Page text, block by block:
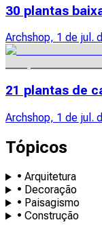
30 plantas
Archshop, 1 de jul.
21 plantas de
Archshop, 1 de jul.
Tópicos
• Arquitetura
• Decoração
• Paisagismo
• Construção